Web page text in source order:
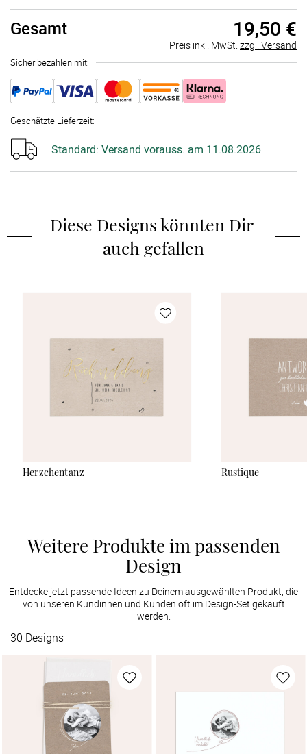
Gesamt 19,50 €
Preis inkl. MwSt. zzgl. Versand
Sicher bezahlen mit:
Geschätzte Lieferzeit:
Standard: Versand vorauss. am 11.08.2026
Diese Designs könnten Dir
auch gefallen
Herzchentanz Rustique
Weitere Produkte im passenden
Design
Entdecke jetzt passende Ideen zu Deinem ausgewählten Produkt, die
von unseren Kundinnen und Kunden oft im Design-Set gekauft
werden.
30 Designs